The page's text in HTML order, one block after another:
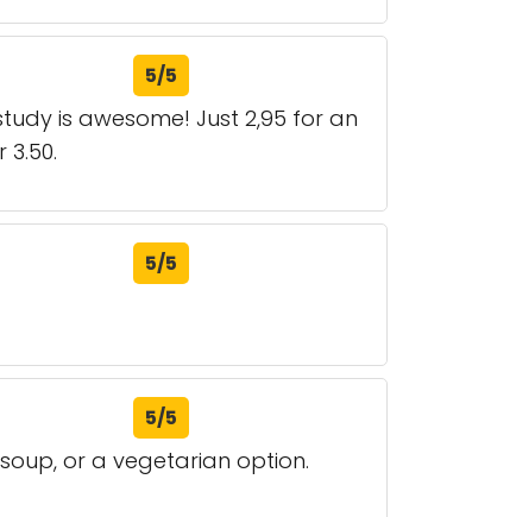
5/5
is awesome! Just 2,95 for an
5/5
5/5
or a vegetarian option.